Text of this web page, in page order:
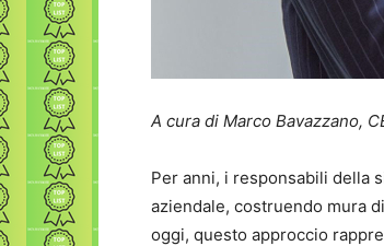
A cura di Marco Bavazzano,
Per anni, i responsabili della
aziendale, costruendo mura
oggi, questo approccio